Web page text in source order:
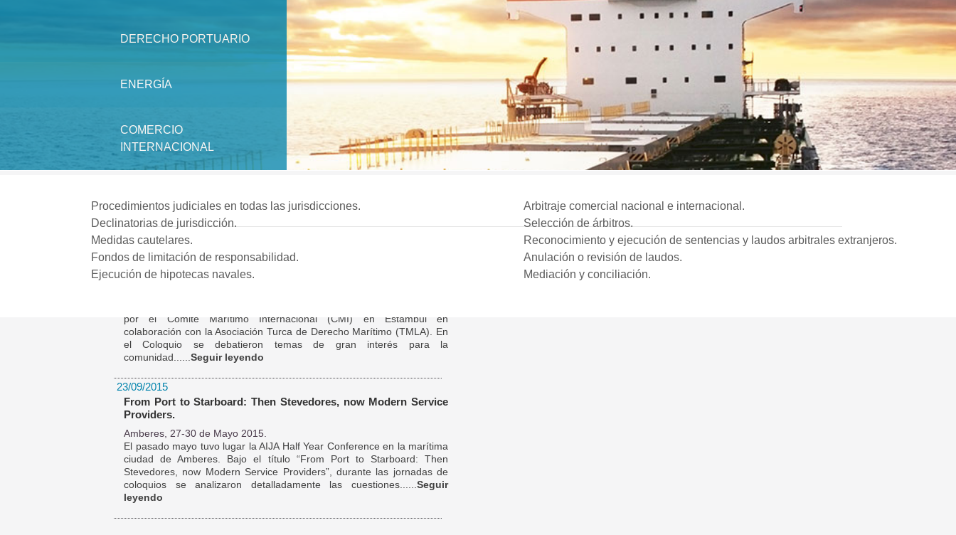
Procedimientos judiciales en todas las jurisdicciones.
Declinatorias de jurisdicción.
Medidas cautelares.
Fondos de limitación de responsabilidad.
Ejecución de hipotecas navales.
Arbitraje comercial nacional e internacional.
Selección de árbitros.
Reconocimiento y ejecución de sentencias y laudos arbitrales extranjeros.
Anulación o revisión de laudos.
Mediación y conciliación.
DERECHO PORTUARIO
ENERGÍA
COMERCIO
INTERNACIONAL
NEWS
23/09/2015
Coloquio y Asamblea del CMI en Estambul en colaboración con
la Asociación Turca de Derecho Marítimo (TMLA)
por el Comité Marítimo Internacional (CMI) en Estambul en
colaboración con la Asociación Turca de Derecho Marítimo (TMLA). En
el Coloquio se debatieron temas de gran interés para la
comunidad...... Seguir leyendo
23/09/2015
From Port to Starboard: Then Stevedores, now Modern Service
Providers.
Amberes, 27-30 de Mayo 2015.
El pasado mayo tuvo lugar la AIJA Half Year Conference en la marítima
ciudad de Amberes. Bajo el título “From Port to Starboard: Then
Stevedores, now Modern Service Providers”, durante las jornadas de
coloquios se analizaron detalladamente las cuestiones...... Seguir
leyendo
Tweets por el @MestreAbogados.